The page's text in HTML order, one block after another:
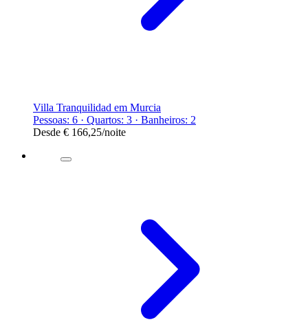
Villa Tranquilidad em Murcia
Pessoas: 6 · Quartos: 3 · Banheiros: 2
Desde € 166,25/noite